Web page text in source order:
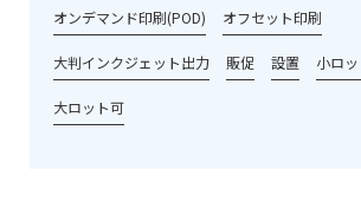
オンデマンド印刷(POD) オフセット印刷
大判インクジェット出力 販促 設置 小ロ
大ロット可